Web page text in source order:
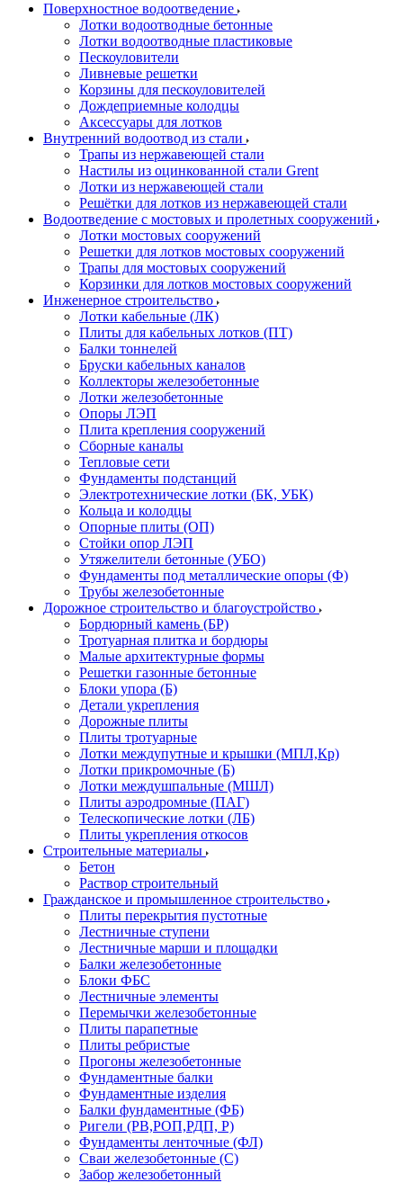
Поверхностное водоотведение
Лотки водоотводные бетонные
Лотки водоотводные пластиковые
Пескоуловители
Ливневые решетки
Корзины для пескоуловителей
Дождеприемные колодцы
Аксессуары для лотков
Внутренний водоотвод из стали
Трапы из нержавеющей стали
Настилы из оцинкованной стали Grent
Лотки из нержавеющей стали
Решётки для лотков из нержавеющей стали
Водоотведение с мостовых и пролетных сооружений
Лотки мостовых сооружений
Решетки для лотков мостовых сооружений
Трапы для мостовых сооружений
Корзинки для лотков мостовых сооружений
Инженерное строительство
Лотки кабельные (ЛК)
Плиты для кабельных лотков (ПТ)
Балки тоннелей
Бруски кабельных каналов
Коллекторы железобетонные
Лотки железобетонные
Опоры ЛЭП
Плита крепления сооружений
Сборные каналы
Тепловые сети
Фундаменты подстанций
Электротехнические лотки (БК, УБК)
Кольца и колодцы
Опорные плиты (ОП)
Стойки опор ЛЭП
Утяжелители бетонные (УБО)
Фундаменты под металлические опоры (Ф)
Трубы железобетонные
Дорожное строительство и благоустройство
Бордюрный камень (БР)
Тротуарная плитка и бордюры
Малые архитектурные формы
Решетки газонные бетонные
Блоки упора (Б)
Детали укрепления
Дорожные плиты
Плиты тротуарные
Лотки междупутные и крышки (МПЛ,Кр)
Лотки прикромочные (Б)
Лотки междушпальные (МШЛ)
Плиты аэродромные (ПАГ)
Телескопические лотки (ЛБ)
Плиты укрепления откосов
Строительные материалы
Бетон
Раствор строительный
Гражданское и промышленное строительство
Плиты перекрытия пустотные
Лестничные ступени
Лестничные марши и площадки
Балки железобетонные
Блоки ФБС
Лестничные элементы
Перемычки железобетонные
Плиты парапетные
Плиты ребристые
Прогоны железобетонные
Фундаментные балки
Фундаментные изделия
Балки фундаментные (ФБ)
Ригели (РВ,РОП,РДП, Р)
Фундаменты ленточные (ФЛ)
Сваи железобетонные (С)
Забор железобетонный